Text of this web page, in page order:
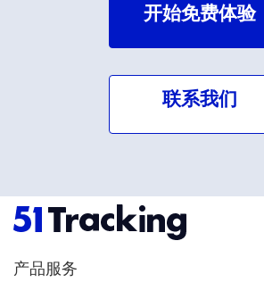
开始免费体验
联系我们
产品服务